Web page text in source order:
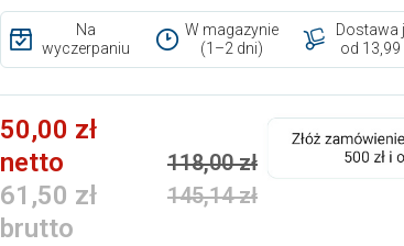
Na
wyczerpaniu
W magazynie
(1–2 dni)
Dostawa
od 13,99
50,00 zł
netto
61,50 zł
brutto
118,00 zł
145,14 zł